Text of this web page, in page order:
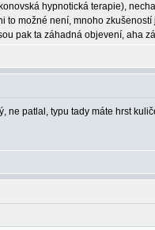
hypnotická terapie),
možné není, mnoho
pak ta záhadná objevení, aha
ne patlal, typu tady máte hrst